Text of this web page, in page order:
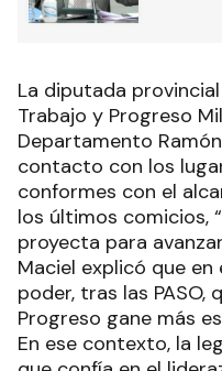
La diputada
Trabajo y Progreso
Departamento
contacto con los
conformes con el
los últimos comicios,
proyecta para
Maciel explicó que
poder, tras las PASO,
Progreso gane más
En ese contexto, la